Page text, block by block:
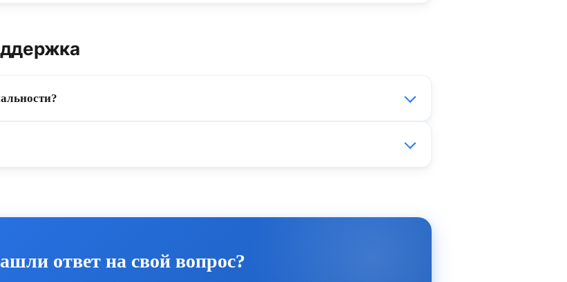
ответ на свой вопрос?